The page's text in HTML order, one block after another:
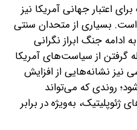
اعتبار جهانی آمریکا نیز
بسیاری از متحدان سنتی
ادامه جنگ ابراز نگرانی
گرفتن از سیاست‌های آمریکا
نیز نشانه‌هایی از افزایش
روندی که می‌تواند
به‌ویژه در برابر